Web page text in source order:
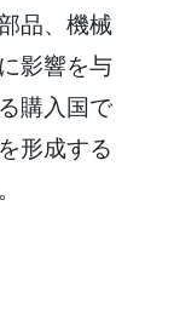
品、機械
影響を与
購入国で
形成する